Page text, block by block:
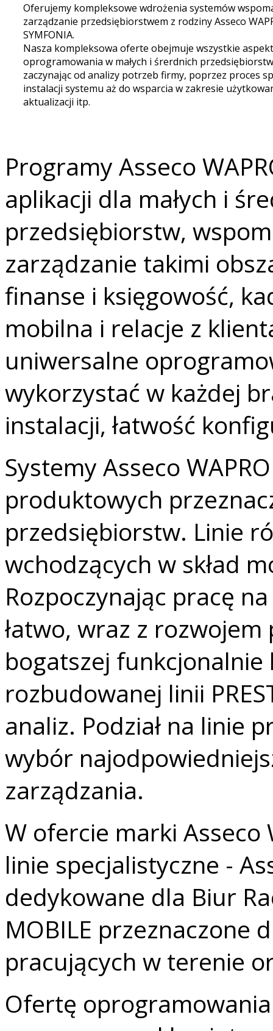
Oferujemy kompleksowe wdrożenia systemów
zarządzanie przedsiębiorstwem z rodziny Asseco
SYMFONIA.
Nasza kompleksowa oferte obejmuje wszystkie
oprogramowania w małych i śrerdnich
zaczynając od analizy potrzeb firmy, poprzez proces
instalacji systemu aż do wsparcia w zakresie
aktualizacji itp.
Programy Asseco
aplikacji dla małych i
przedsiębiorstw,
zarządzanie takimi
finanse i księgowość,
mobilna i relacje z
uniwersalne
wykorzystać w każdej
instalacji, łatwość
Systemy Asseco
produktowych
przedsiębiorstw. Linie
wchodzących w skład
Rozpoczynając pracę
łatwo, wraz z
bogatszej funkcjonalnie
rozbudowanej linii
analiz. Podział na linie
wybór
zarządzania.
W ofercie marki Asseco
linie specjalistyczne -
dedykowane dla Biur
MOBILE przeznaczone
pracujących w terenie
Ofertę